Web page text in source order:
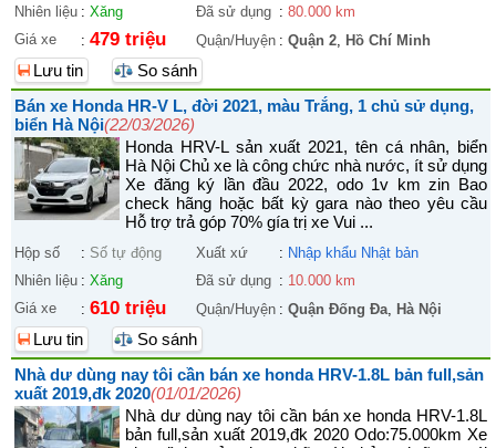
Nhiên liệu : Xăng Đã sử dụng : 80.000 km
Giá xe
: 479 triệu Quận/Huyện : Quận 2, Hồ Chí Minh
Lưu tin
So sánh
Bán xe Honda HR-V L, đời 2021, màu Trắng, 1 chủ sử dụng,
biển Hà Nội(22/03/2026)
Honda HRV-L sản xuất 2021, tên cá nhân, biển
Hà Nội Chủ xe là công chức nhà nước, ít sử dụng
Xe đăng ký lần đầu 2022, odo 1v km zin Bao
check hãng hoặc bất kỳ gara nào theo yêu cầu
Hỗ trợ trả góp 70% gía trị xe Vui ...
Hộp số : Số tự động Xuất xứ : Nhập khẩu Nhật bản
Nhiên liệu : Xăng Đã sử dụng : 10.000 km
Giá xe
: 610 triệu Quận/Huyện : Quận Đống Đa, Hà Nội
Lưu tin
So sánh
Nhà dư dùng nay tôi cần bán xe honda HRV-1.8L bản full,sản
xuất 2019,đk 2020(01/01/2026)
Nhà dư dùng nay tôi cần bán xe honda HRV-1.8L
bản full,sản xuất 2019,đk 2020 Odo:75.000km Xe